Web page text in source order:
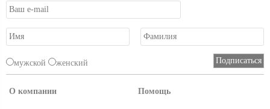
мужской женский
О компании Помощь